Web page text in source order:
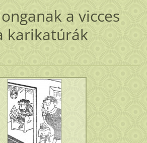
a vicces
karikatúrák